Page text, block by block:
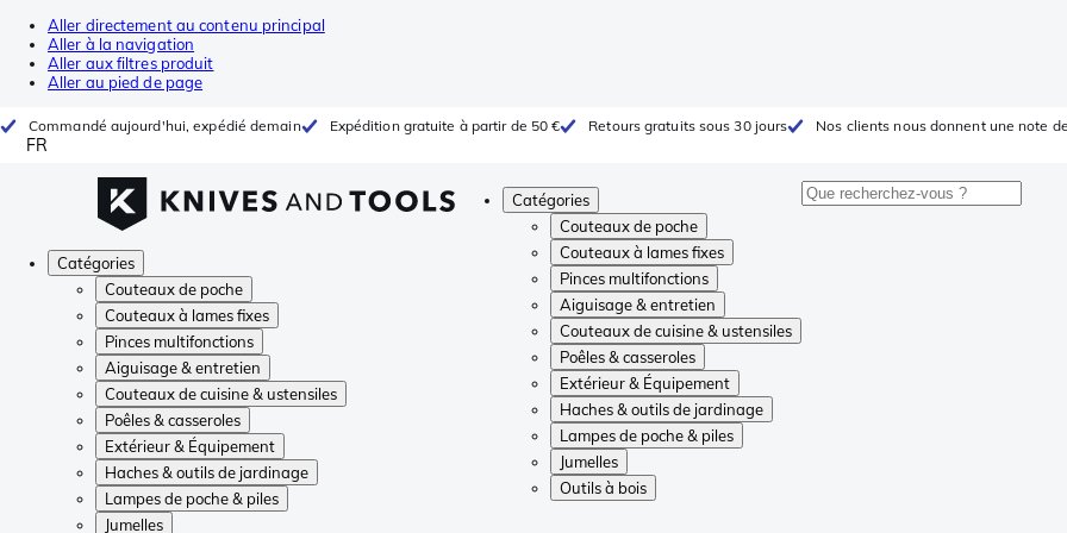
Aller directement au contenu principal
Aller à la navigation
Aller aux filtres produit
Aller au pied de page
Commandé aujourd'hui, expédié demain Expédition gratuite à partir de 50 € Retours gratuits sous 30 jours Nos clients nous donnent une note
FR
Catégories
Couteaux de poche
Couteaux à lames fixes
Pinces multifonctions
Aiguisage & entretien
Couteaux de cuisine & ustensiles
Poêles & casseroles
Extérieur & Équipement
Haches & outils de jardinage
Lampes de poche & piles
Jumelles
Outils à bois
Catégories
Couteaux de poche
Couteaux à lames fixes
Pinces multifonctions
Aiguisage & entretien
Couteaux de cuisine & ustensiles
Poêles & casseroles
Extérieur & Équipement
Haches & outils de jardinage
Lampes de poche & piles
Jumelles